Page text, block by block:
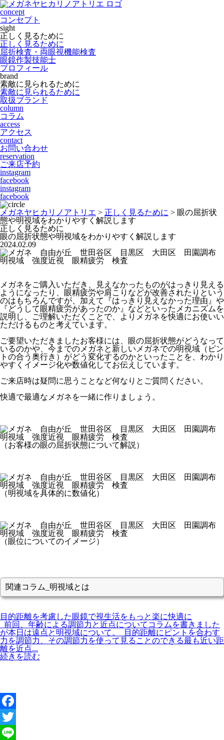
concept
コンセプト
sight
正しく見るために
正しく見るために
屈折検査・両眼視機能検査
眼鏡作製技能士
プロフィール
brand
素敵に見られるために
素敵に見られるために
取扱ブランド
column
コラム
access
アクセス
contact
お問い合わせ
reservation
ご来店予約
instagram
facebook
instagram
facebook
メガネヤヒカリノアトリエ > 正しく見るために > 眼の屈折状
態や明視域をわかりやすく解説します
正しく見るために
眼の屈折状態や明視域をわかりやすく解説します
2024.02.09
メガネをご購入いただき、見えなかったものがはっきり見える
ようになったり、眼精疲労や肩こりなどが改善されたりという
のはもちろんですが、加えて『はっきり見えなかった理由』や
『どうして眼精疲労があったのか』などといったメカニズムを
説明し、ご理解いただくことで、よりメガネを快適にお使いい
ただけるものと考えています。
ご要望いただきましたお客様には、眼の屈折状態がどうなって
いるのかや、今までのメガネと新しいメガネでの明視域（ピン
トの合う奥行き）がどう変化するのかといったことを、わかり
やすくイメージ化や数値化してお伝えしています。
ご来店時は疑問に思うことなど何なりとご質問ください。
快適で最適なメガネを一緒に作りましょう。
（お客様の眼の屈折状態について解説）
（明視域を具体的に数値化）
（眼位についてのイメージ）
関連コラム_明視域とは
目的距離を考慮した眼鏡で視生活をもっと楽に快適に
前回、年齢による調節力と近点についてコラムを書きました
が本日は遠点と明視域について。 目的距離にピントを合わす
力を調節力、その調節力を使って見ることのできる最も近い距
離を近点...
続きを読む
F
aT